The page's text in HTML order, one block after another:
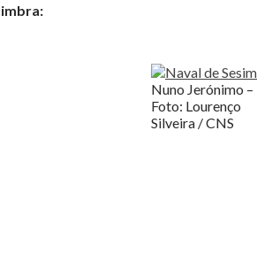
Nuno Jerónimo –
Foto: Lourenço
Silveira / CNS